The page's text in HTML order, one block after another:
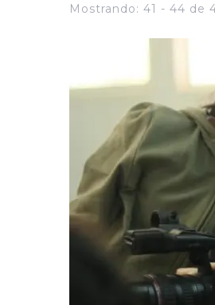
Mostrando: 41 - 44 de